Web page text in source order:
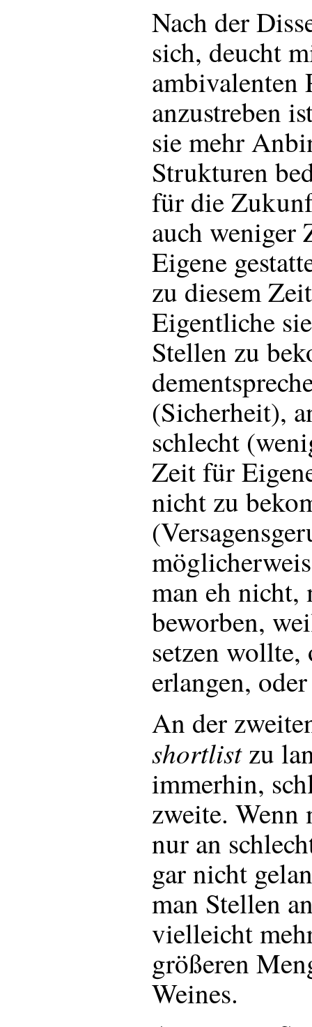
Nach der
sich, deucht
ambivalenten
anzustreben
sie mehr
Strukturen
für die
auch weniger
Eigene
zu diesem
Eigentliche
Stellen zu
(Sicherheit),
schlecht
Zeit für
nicht zu
man eh nicht,
beworben,
setzen
erlangen,
An der
shortlistzu
immerhin,
zweite. Wenn
nur an
gar nicht
man Stellen
vielleicht
größeren
Weines.